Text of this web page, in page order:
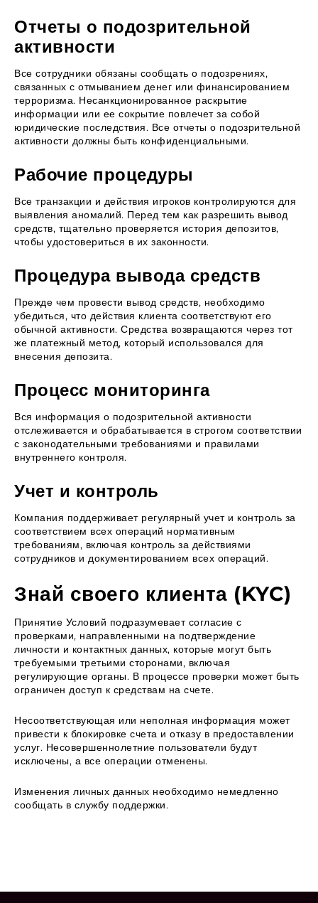
Отчеты о подозрительной
активности
Все сотрудники обязаны сообщать о подозрениях,
связанных с отмыванием денег или финансированием
терроризма. Несанкционированное раскрытие
информации или ее сокрытие повлечет за собой
юридические последствия. Все отчеты о подозрительной
активности должны быть конфиденциальными.
Рабочие процедуры
Все транзакции и действия игроков контролируются для
выявления аномалий. Перед тем как разрешить вывод
средств, тщательно проверяется история депозитов,
чтобы удостовериться в их законности.
Процедура вывода средств
Прежде чем провести вывод средств, необходимо
убедиться, что действия клиента соответствуют его
обычной активности. Средства возвращаются через тот
же платежный метод, который использовался для
внесения депозита.
Процесс мониторинга
Вся информация о подозрительной активности
отслеживается и обрабатывается в строгом соответствии
с законодательными требованиями и правилами
внутреннего контроля.
Учет и контроль
Компания поддерживает регулярный учет и контроль за
соответствием всех операций нормативным
требованиям, включая контроль за действиями
сотрудников и документированием всех операций.
Знай своего клиента (KYC)
Принятие Условий подразумевает согласие с
проверками, направленными на подтверждение
личности и контактных данных, которые могут быть
требуемыми третьими сторонами, включая
регулирующие органы. В процессе проверки может быть
ограничен доступ к средствам на счете.
Несоответствующая или неполная информация может
привести к блокировке счета и отказу в предоставлении
услуг. Несовершеннолетние пользователи будут
исключены, а все операции отменены.
Изменения личных данных необходимо немедленно
сообщать в службу поддержки.